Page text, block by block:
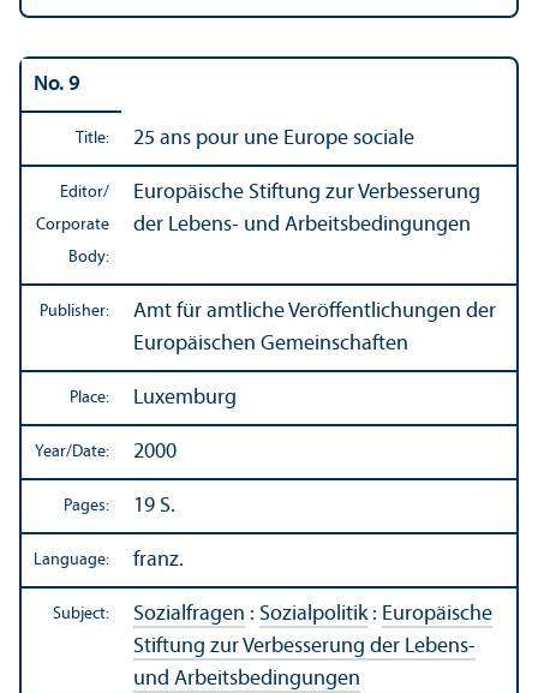
No. 9
Title: 25 ans pour une Europe sociale
Editor/
Corporate
Body:
Europäische Stiftung zur Verbesserung
der Lebens- und Arbeitsbedingungen
Publisher:
Amt für amtliche Veröffentlichungen der
Europäischen Gemeinschaften
Place: Luxemburg
Year/Date: 2000
Pages: 19 S.
Language: franz.
Subject: Sozialfragen : Sozialpolitik: Europäische
Stiftung zur Verbesserung der Lebens-
und Arbeitsbedingungen